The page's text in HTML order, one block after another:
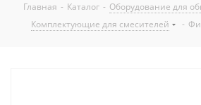
Главная - Каталог - Оборудование для
Комплектующие для смесителей
-